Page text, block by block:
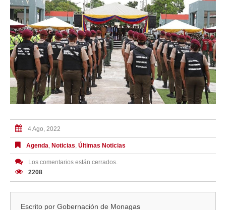
4 Ago, 2022
Agenda Noticias Últimas Noticias
Los comentarios están cerrados.
2208
Escrito por Gobernación de Monagas